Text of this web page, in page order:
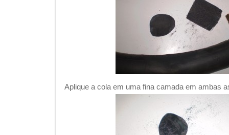
Aplique a cola em uma fina camada em ambas